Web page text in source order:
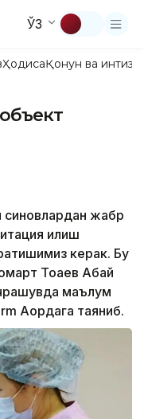
ЎЗ
ҲодисаҚонун ва
синовлардан жабр
қилиш
керак. Бу
Тоқаев Абай
маълум
Ақордага таяниб.